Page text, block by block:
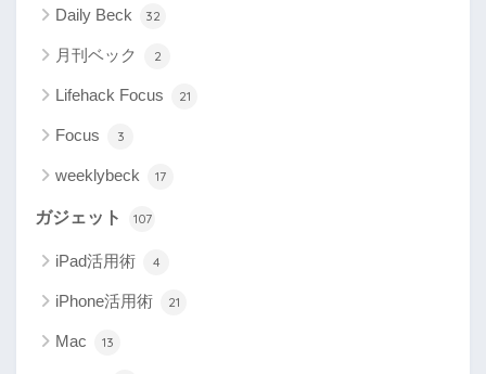
Daily Beck 32
月刊ベック 2
Lifehack Focus 21
Focus 3
weeklybeck 17
ガジェット 107
iPad活用術 4
iPhone活用術 21
Mac 13